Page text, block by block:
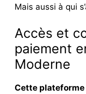
Mais aussi à qui
Accès et
paiement
Moderne
Cette plateforme